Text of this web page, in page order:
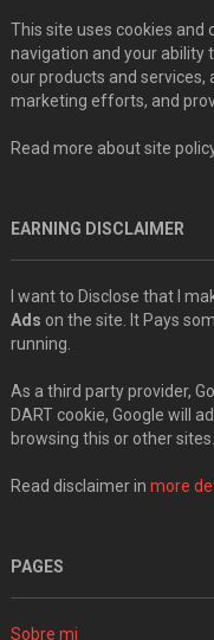
This site uses cookies
navigation and your ability
our products and
marketing efforts, and
Read more about site
EARNING DISCLAIMER
I want to Disclose that I
Ads on the site. It Pays
running.
As a third party provider,
DART cookie, Google will
browsing this or other sites..
Read disclaimer in more
PAGES
Sobre mi